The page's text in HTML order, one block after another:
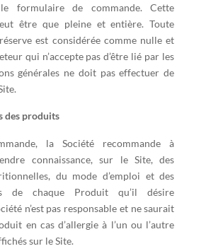
formulaire de commande. Cette
être que pleine et entière. Toute
est considérée comme nulle et
qui n’accepte pas d’être lié par les
générales ne doit pas effectuer de
des produits
la Société recommande à
connaissance, sur le Site, des
du mode d’emploi et des
de chaque Produit qu’il désire
n’est pas responsable et ne saurait
en cas d’allergie à l’un ou l’autre
sur le Site.